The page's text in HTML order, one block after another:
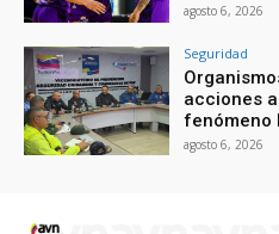
agosto 6, 2026
Seguridad
acciones
fenómeno
agosto 6, 2026